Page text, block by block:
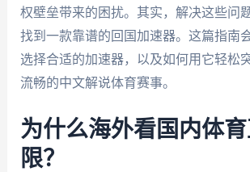
权壁垒带来的困扰。其实，解决这些问
找到一款靠谱的回国加速器。这篇指南
选择合适的加速器，以及如何用它轻松
流畅的中文解说体育赛事。
为什么海外看国内体
限？